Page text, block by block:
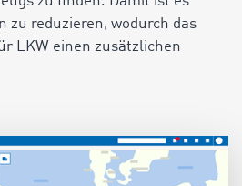
zu reduzieren, wodurch das
LKW einen zusätzlichen